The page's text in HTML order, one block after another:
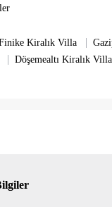
Kiralık Villa |
| Döşemealtı Kiralık Villa